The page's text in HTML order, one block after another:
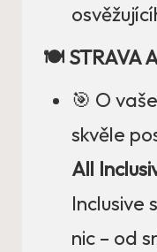
🍽️ STRAVA
🎯 O
skvěle
All
Inclusive
nic – od